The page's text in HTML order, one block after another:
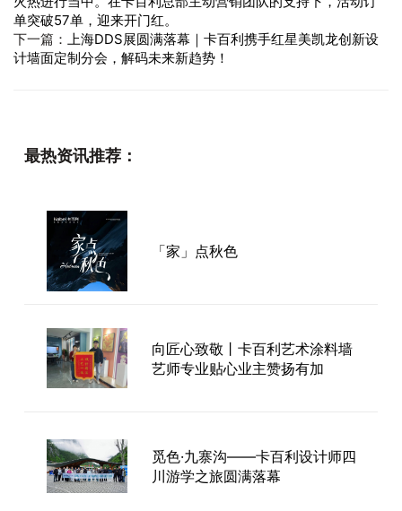
单突破57单，迎来开门红。
下一篇： 上海DDS展圆满落幕｜卡百利携手红星美凯龙创新设
计墙面定制分会，解码未来新趋势！
最热资讯推荐：
「家」点秋色
向匠心致敬丨卡百利艺术涂料墙
艺师专业贴心业主赞扬有加
觅色·九寨沟——卡百利设计师四
川游学之旅圆满落幕